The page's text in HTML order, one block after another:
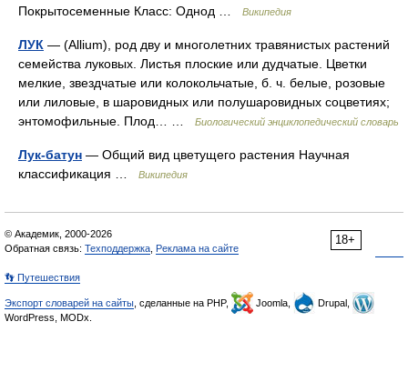
Покрытосеменные Класс: Однод …
Википедия
ЛУК — (Allium), род дву и многолетних травянистых растений
семейства луковых. Листья плоские или дудчатые. Цветки
мелкие, звездчатые или колокольчатые, б. ч. белые, розовые
или лиловые, в шаровидных или полушаровидных соцветиях;
энтомофильные. Плод… …
Биологический энциклопедический словарь
Лук-батун — Общий вид цветущего растения Научная
классификация …
Википедия
18+
© Академик, 2000-2026
Обратная связь: Техподдержка Реклама на сайте
👣 Путешествия
Экспорт словарей на сайты , сделанные на PHP, Joomla,
Drupal,
WordPress, MODx.